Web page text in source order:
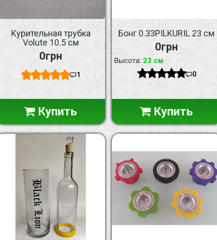
Курительная трубка
Volute 10.5 см
0грн
1
Купить
Бонг 0.33PILKURIL 23 см
0грн
Высота: 23 см
0
Купить